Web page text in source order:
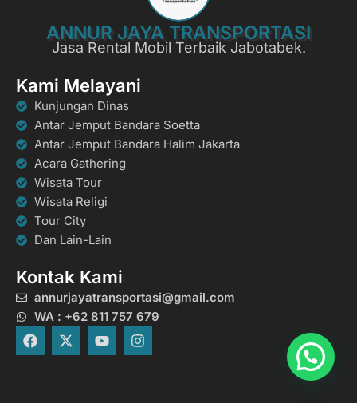
ANNUR JAYA TRANSPORTASI
Jasa Rental Mobil Terbaik Jabotabek.
Kami Melayani
Kunjungan Dinas
Antar Jemput Bandara Soetta
Antar Jemput Bandara Halim Jakarta
Acara Gathering
Wisata Tour
Wisata Religi
Tour City
Dan Lain-Lain
Kontak Kami
annurjayatransportasi@gmail.com
WA : +62 811 757 679
F
a
X
-
Y
o
I
n